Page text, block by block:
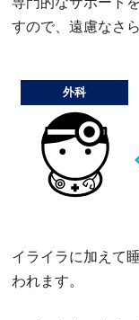
すので、遠慮なさ
外科
イライラに加えて
われます。